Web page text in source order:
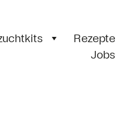
Rezepte
Jobs